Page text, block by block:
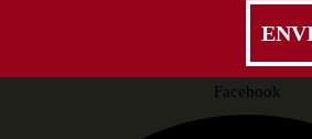
Facebook